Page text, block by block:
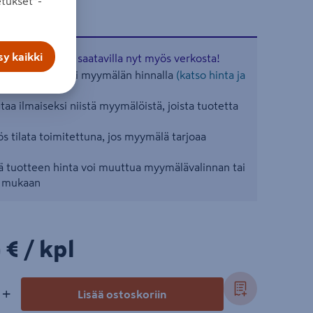
tuotteita saatavilla nyt myös verkosta!
valitsemasi myymälän hinnalla (katso hinta ja
ilmaiseksi niistä myymälöistä, joista tuotetta
tilata toimitettuna, jos myymälä tarjoaa
tuotteen hinta voi muuttua myymälävalinnan tai
kpl
€ / kpl
+ Lisää ostoskoriin
kaikki